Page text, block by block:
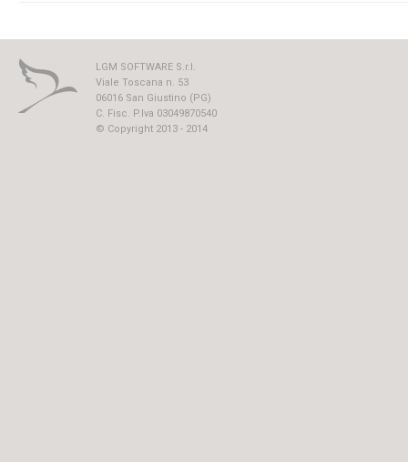
LGM SOFTWARE S.r.l.
Viale Toscana n. 53
06016 San Giustino (PG)
C. Fisc. P.Iva 03049870540
© Copyright 2013 - 2014